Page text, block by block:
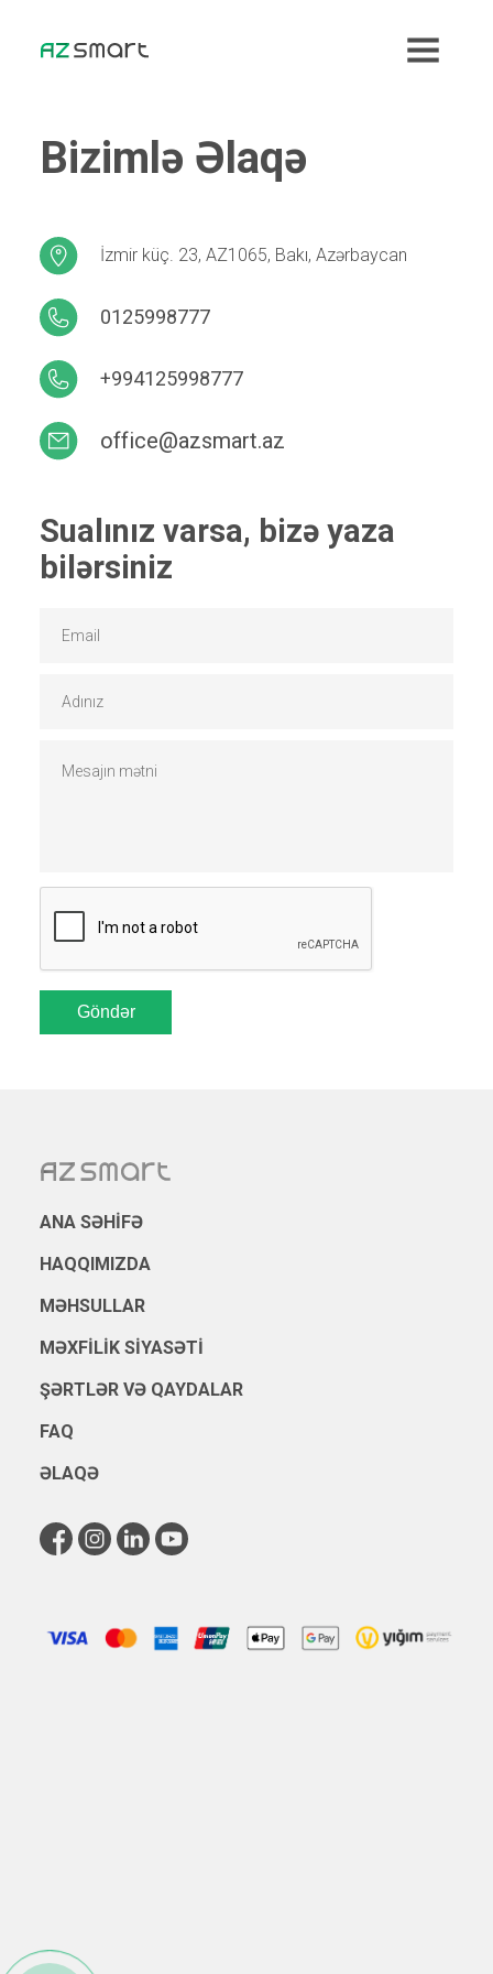
Bizimlə Əlaqə
İzmir küç. 23, AZ1065, Bakı, Azərbaycan
0125998777
+994125998777
office@azsmart.az
Sualınız varsa, bizə yaza
bilərsiniz
ANA SƏHIFƏ
HAQQIMIZDA
MƏHSULLAR
MƏXFILIK SIYASƏTI
ŞƏRTLƏR VƏ QAYDALAR
FAQ
ƏLAQƏ